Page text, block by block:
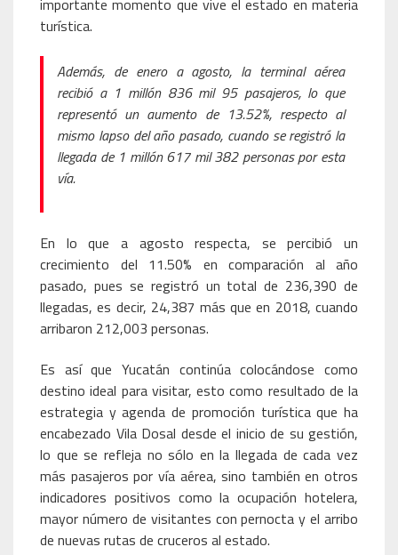
importante momento que vive el estado en materia
turística.
Además, de enero a agosto, la terminal aérea
recibió a 1 millón 836 mil 95 pasajeros, lo que
representó un aumento de 13.52%, respecto al
mismo lapso del año pasado, cuando se registró la
llegada de 1 millón 617 mil 382 personas por esta
vía.
En lo que a agosto respecta, se percibió un
crecimiento del 11.50% en comparación al año
pasado, pues se registró un total de 236,390 de
llegadas, es decir, 24,387 más que en 2018, cuando
arribaron 212,003 personas.
Es así que Yucatán continúa colocándose como
destino ideal para visitar, esto como resultado de la
estrategia y agenda de promoción turística que ha
encabezado Vila Dosal desde el inicio de su gestión,
lo que se refleja no sólo en la llegada de cada vez
más pasajeros por vía aérea, sino también en otros
indicadores positivos como la ocupación hotelera,
mayor número de visitantes con pernocta y el arribo
de nuevas rutas de cruceros al estado.